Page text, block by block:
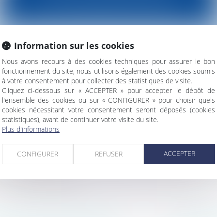
en l’absence de l’appui de votre
dès qu’un chantier connait des difficultés.
professionnels et d’habitation : conclure,
: acquisition / vente de biens immobiliers,
en cas de litige
Information sur les cookies
Nous avons recours à des cookies techniques pour assurer le bon
fonctionnement du site, nous utilisons également des cookies soumis
à votre consentement pour collecter des statistiques de visite.
Cliquez ci-dessous sur « ACCEPTER » pour accepter le dépôt de
l'ensemble des cookies ou sur « CONFIGURER » pour choisir quels
cookies nécessitant votre consentement seront déposés (cookies
statistiques), avant de continuer votre visite du site.
Plus d'informations
CONFIGURER REFUSER ACCEPTER